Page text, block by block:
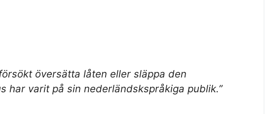
översätta låten eller släppa den
har varit på sin nederländskspråkiga publik.”